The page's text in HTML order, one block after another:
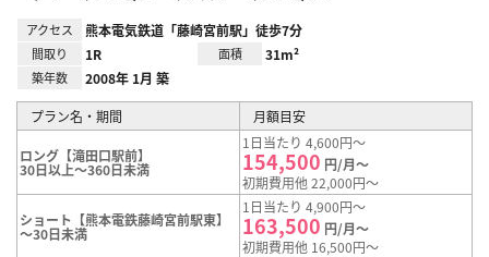
アクセス 熊本電気鉄道「藤崎宮前駅」徒歩7分
間取り 1R 面積 31m²
築年数 2008年 1月 築
プラン名・期間 月額目安
ロング【滝田口駅前】
30日以上～360日未満
1日当たり 4,600円～
154,500 円/月～
初期費用他 22,000円～
ショート【熊本電鉄藤崎宮前駅東】
～30日未満
1日当たり 4,900円～
163,500 円/月～
初期費用他 16,500円～